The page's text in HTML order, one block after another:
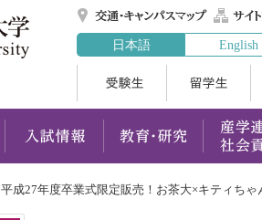
日本語
English
お茶大案内 入試情報
平成27年度卒業式限定販売！お茶大×キティち